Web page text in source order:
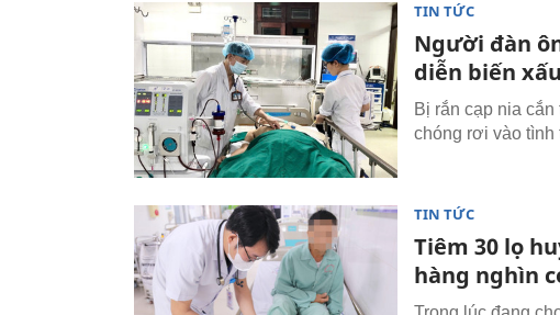
TIN TỨC
Người đàn
diễn biến
Bị rắn cạp nia
chóng rơi vào tình
TIN TỨC
Tiêm 30 lọ
hàng nghìn